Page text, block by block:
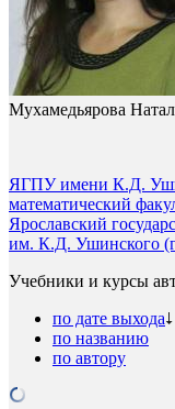
Мухамедьярова
ЯГПУ имени К.Д.
математический
Ярославский
им. К.Д. Ушинского
Учебники и курсы
по дате выхода
по названию
по автору